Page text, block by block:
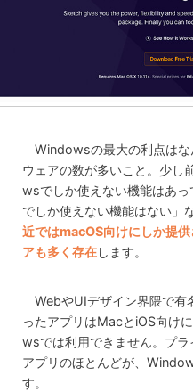
Windowsの最大の利点はな
ウェアの数が多いこと。少し
wsでしか使えない機能はあ
でしか使えない機能はない」
近ではmacOS向けにしか提
アも多く存在します。
WebやUIデザイン界隈で
ったアプリはMacとiOS向け
wsでは利用できません。プ
アプリのほとんどが、
す。